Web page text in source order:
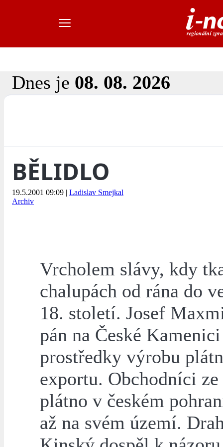
Dnes je 08. 08. 2026
BĚLIDLO
19.5.2001 09:09 | Ladislav Smejkal
Archiv
Vrcholem slávy, kdy
chalupách od rána do
18. století. Josef
pán na České
prostředky výrobu
exportu. Obchodníci
plátno v českém
až na svém území.